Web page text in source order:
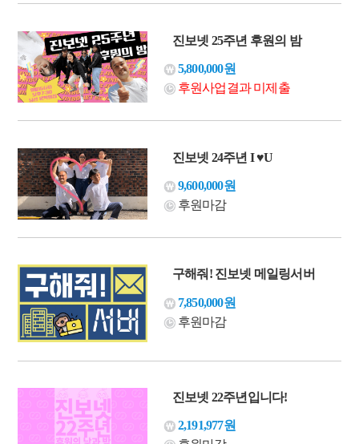
진보넷 25주년 후원의 밤
5,800,000원
후원사업결과 미제출
진보넷 24주년 I ♥U
9,600,000원
후원마감
구해줘! 진보넷 메일링서버
7,850,000원
후원마감
진보넷 22주년입니다!
2,191,977원